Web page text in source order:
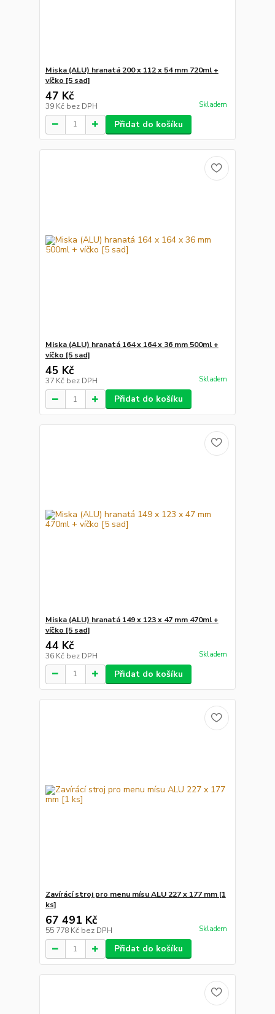
Miska (ALU) hranatá 200 x 112 x 54 mm 720ml +
víčko [5 sad]
47 Kč
39 Kč bez DPH Skladem
Přidat do košíku
Miska (ALU) hranatá 164 x 164 x 36 mm 500ml +
víčko [5 sad]
45 Kč
37 Kč bez DPH Skladem
Přidat do košíku
Miska (ALU) hranatá 149 x 123 x 47 mm 470ml +
víčko [5 sad]
44 Kč
36 Kč bez DPH Skladem
Přidat do košíku
Zavírácí stroj pro menu mísu ALU 227 x 177 mm [1
ks]
67 491 Kč
55 778 Kč bez DPH Skladem
Přidat do košíku